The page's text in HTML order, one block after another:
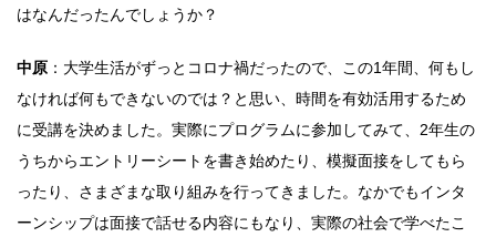
はなんだったんでしょうか？
中原 ：大学生活がずっとコロナ禍だったので、この1年間、何もし
なければ何もできないのでは？と思い、時間を有効活用するため
に受講を決めました。実際にプログラムに参加してみて、2年生の
うちからエントリーシートを書き始めたり、模擬面接をしてもら
ったり、さまざまな取り組みを行ってきました。なかでもインタ
ーンシップは面接で話せる内容にもなり、実際の社会で学べたこ